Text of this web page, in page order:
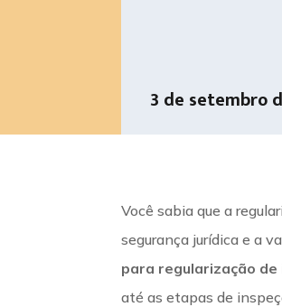
3 de setembro
Você sabia que a
segurança jurídica e a
para regularização
até as etapas de